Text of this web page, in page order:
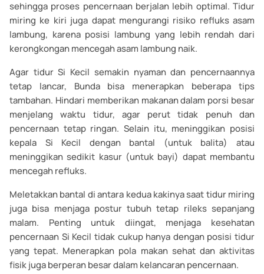
sehingga proses pencernaan berjalan lebih optimal. Tidur
miring ke kiri juga dapat mengurangi risiko refluks asam
lambung, karena posisi lambung yang lebih rendah dari
kerongkongan mencegah asam lambung naik.
Agar tidur Si Kecil semakin nyaman dan pencernaannya
tetap lancar, Bunda bisa menerapkan beberapa tips
tambahan. Hindari memberikan makanan dalam porsi besar
menjelang waktu tidur, agar perut tidak penuh dan
pencernaan tetap ringan. Selain itu, meninggikan posisi
kepala Si Kecil dengan bantal (untuk balita) atau
meninggikan sedikit kasur (untuk bayi) dapat membantu
mencegah refluks.
Meletakkan bantal di antara kedua kakinya saat tidur miring
juga bisa menjaga postur tubuh tetap rileks sepanjang
malam. Penting untuk diingat, menjaga kesehatan
pencernaan Si Kecil tidak cukup hanya dengan posisi tidur
yang tepat. Menerapkan pola makan sehat dan aktivitas
fisik juga berperan besar dalam kelancaran pencernaan.